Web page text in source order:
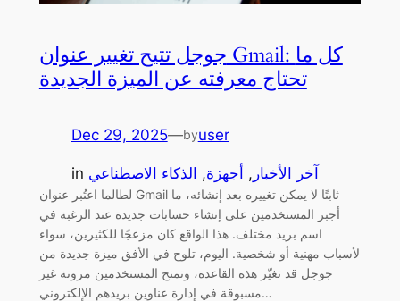
جوجل تتيح تغيير عنوان Gmail: كل ما
تحتاج معرفته عن الميزة الجديدة
Dec 29, 2025—byuser
in آخر الأخبار , أجهزة, الذكاء الاصطناعي
لطالما اعتُبر عنوان Gmail ثابتًا لا يمكن تغييره بعد إنشائه، ما
أجبر المستخدمين على إنشاء حسابات جديدة عند الرغبة في
اسم بريد مختلف. هذا الواقع كان مزعجًا للكثيرين، سواء
لأسباب مهنية أو شخصية. اليوم، تلوح في الأفق ميزة جديدة من
جوجل قد تغيّر هذه القاعدة، وتمنح المستخدمين مرونة غير
مسبوقة في إدارة عناوين بريدهم الإلكتروني…